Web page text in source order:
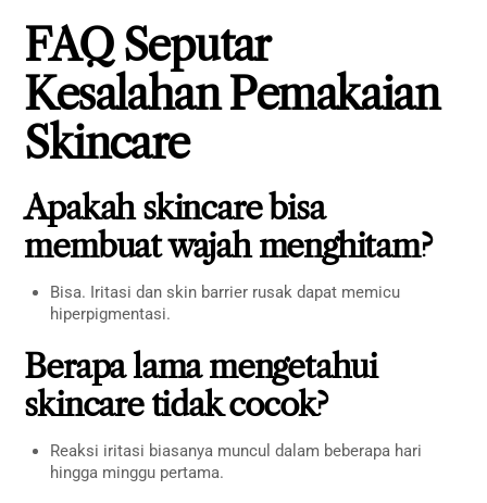
FAQ Seputar
Kesalahan Pemakaian
Skincare
Apakah skincare bisa
membuat wajah menghitam?
Bisa. Iritasi dan skin barrier rusak dapat memicu
hiperpigmentasi.
Berapa lama mengetahui
skincare tidak cocok?
Reaksi iritasi biasanya muncul dalam beberapa hari
hingga minggu pertama.